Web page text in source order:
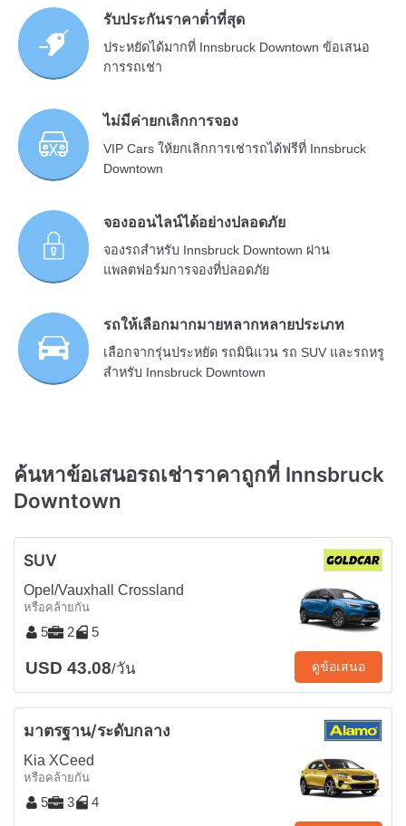
รับประกันราคาต่ำที่สุด
ประหยัดได้มากที่ Innsbruck Downtown ข้อเสนอ
การรถเช่า
ไม่มีค่ายกเลิกการจอง
VIP Cars ให้ยกเลิกการเช่ารถได้ฟรีที่ Innsbruck
Downtown
จองออนไลน์ได้อย่างปลอดภัย
จองรถสำหรับ Innsbruck Downtown ผ่าน
แพลตฟอร์มการจองที่ปลอดภัย
รถให้เลือกมากมายหลากหลายประเภท
เลือกจากรุ่นประหยัด รถมินิแวน รถ SUV และรถหรู
สำหรับ Innsbruck Downtown
ค้นหาข้อเสนอรถเช่าราคาถูกที่ Innsbruck
Downtown
SUV
Opel/Vauxhall Crossland
หรือคล้ายกัน
5 2 5
USD 43.08/วัน ดูข้อเสนอ
มาตรฐาน/ระดับกลาง
Kia XCeed
หรือคล้ายกัน
5 3 4